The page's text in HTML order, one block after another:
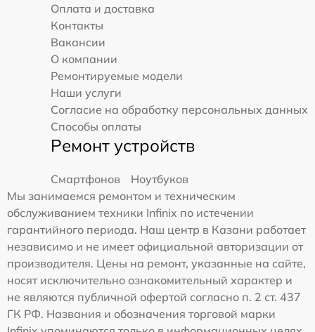
Оплата и доставка
Контакты
Вакансии
О компании
Ремонтируемые модели
Наши услуги
Согласие на обработку персональных данных
Способы оплаты
Ремонт устройств
Смартфонов
Ноутбуков
Мы занимаемся ремонтом и техническим
обслуживанием техники Infinix по истечении
гарантийного периода. Наш центр в Казани работает
независимо и не имеет официальной авторизации от
производителя. Цены на ремонт, указанные на сайте,
носят исключительно ознакомительный характер и
не являются публичной офертой согласно п. 2 ст. 437
ГК РФ. Названия и обозначения торговой марки